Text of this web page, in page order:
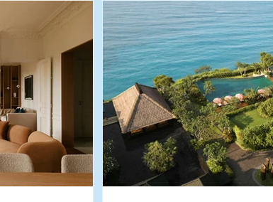
corazón más
talento local: la escena
más fuerza en la Guía